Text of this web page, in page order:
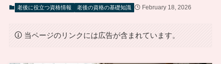
老後に役立つ資格情報 老後の資格の基礎知識 February 18, 2026
当ページのリンクには広告が含まれています。